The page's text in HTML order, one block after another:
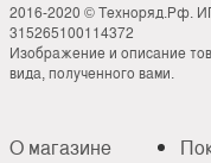
2016-2020 © Техноряд.Рф.
315265100114372
Изображение и описание
вида, полученного вами.
О магазине